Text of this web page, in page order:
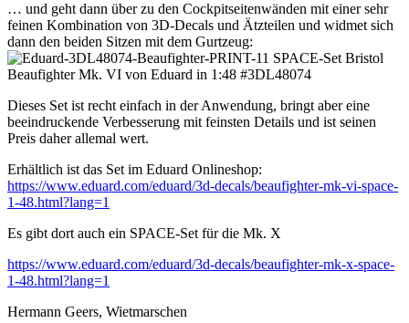
… und geht dann über zu den Cockpitseitenwänden mit einer sehr
feinen Kombination von 3D-Decals und Ätzteilen und widmet sich
dann den beiden Sitzen mit dem Gurtzeug:
Dieses Set ist recht einfach in der Anwendung, bringt aber eine
beeindruckende Verbesserung mit feinsten Details und ist seinen
Preis daher allemal wert.
Erhältlich ist das Set im Eduard Onlineshop:
https://www.eduard.com/eduard/3d-decals/beaufighter-mk-vi-space-
1-48.html?lang=1
Es gibt dort auch ein SPACE-Set für die Mk. X
https://www.eduard.com/eduard/3d-decals/beaufighter-mk-x-space-
1-48.html?lang=1
Hermann Geers, Wietmarschen